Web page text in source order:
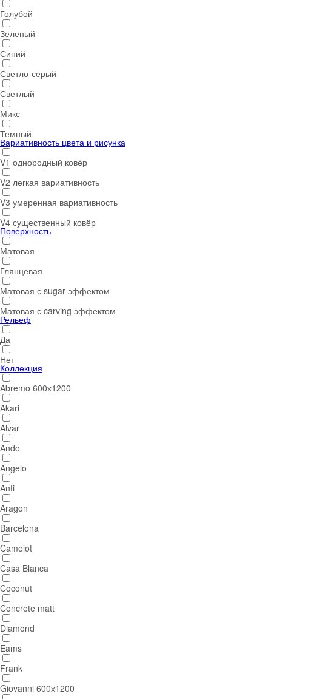
Голубой
Зеленый
Синий
Светло-серый
Светлый
Микс
Темный
Вариативность цвета и рисунка
V1 однородный ковёр
V2 легкая вариативность
V3 умеренная вариативность
V4 существенный ковёр
Поверхность
Матовая
Глянцевая
Матовая с sugar эффектом
Матовая с carving эффектом
Рельеф
Да
Нет
Коллекция
Abremo 600х1200
Akari
Alvar
Ando
Angelo
Anti
Aragon
Barcelona
Camelot
Casa Blanca
Coconut
Concrete matt
Diamond
Eams
Frank
Giovanni 600х1200